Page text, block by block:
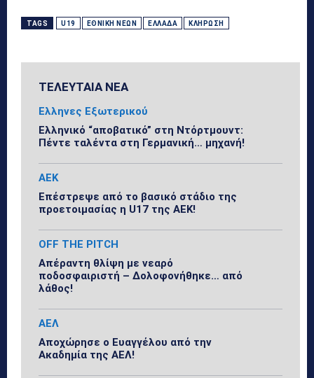
TAGS U19 ΕΘΝΙΚΉ ΝΈΩΝ ΕΛΛΆΔΑ ΚΛΉΡΩΣΗ
ΤΕΛΕΥΤΑΙΑ ΝΕΑ
Ελληνες Εξωτερικού
Ελληνικό “αποβατικό” στη Ντόρτμουντ:
Πέντε ταλέντα στη Γερμανική… μηχανή!
ΑΕΚ
Επέστρεψε από το βασικό στάδιο της
προετοιμασίας η U17 της ΑΕΚ!
OFF THE PITCH
Απέραντη θλίψη με νεαρό
ποδοσφαιριστή – Δολοφονήθηκε… από
λάθος!
ΑΕΛ
Αποχώρησε ο Ευαγγέλου από την
Ακαδημία της ΑΕΛ!